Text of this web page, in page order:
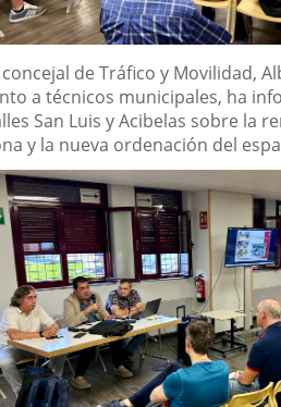
concejal de Tráfico y Movilidad,
a técnicos municipales, ha
San Luis y Acibelas sobre la
y la nueva ordenación del